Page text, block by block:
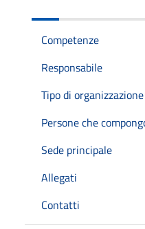
Competenze
Responsabile
Tipo di organizzazione
Persone che
Sede principale
Allegati
Contatti